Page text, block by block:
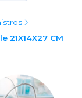
21X14X27 CM